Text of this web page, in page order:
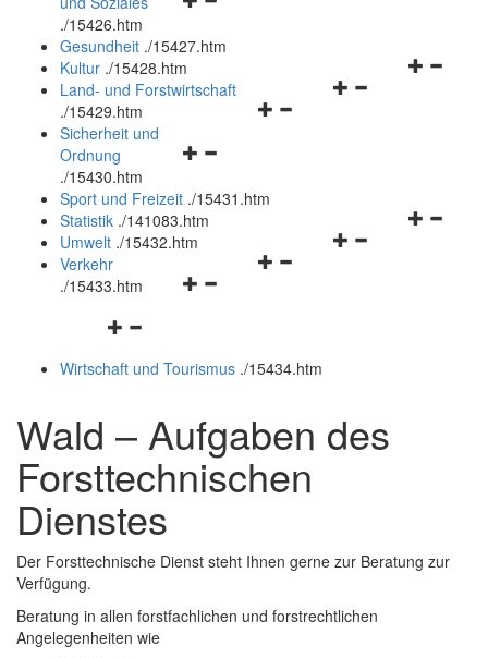
und
schließen
./15426.htm
Gesundheit ./15427.htm
Navigationsmenü
Kultur ./15428.htm
Navigationsmenü
Land- und Forstwirtschaft
./15429.htm
Navigationsmenü
und
schließen
Sicherheit und
Ordnung
./15430.htm
Sport und Freizeit ./15431.htm
Navigationsmenü
Statistik ./141083.htm
Navigationsmenü
Umwelt ./15432.htm
Navigationsmenü
Verkehr
./15433.htm
Navigationsmenü
und
Wirtschaft und Tourismus ./15434.htm
Wald – Aufgaben des
Forsttechnischen
Dienstes
Der Forsttechnische Dienst steht Ihnen gerne zur Beratung zur
Verfügung.
Beratung in allen forstfachlichen und forstrechtlichen
Angelegenheiten wie